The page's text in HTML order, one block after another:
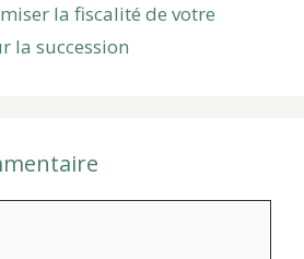
la fiscalité de votre
la succession